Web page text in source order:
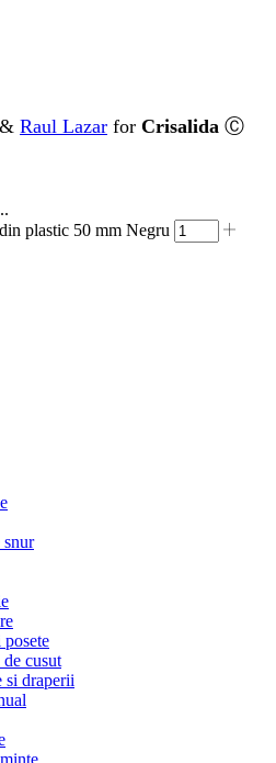
& Raul Lazar for Crisalida Ⓒ
plastic 50 mm Negru
snur
cusut
si draperii